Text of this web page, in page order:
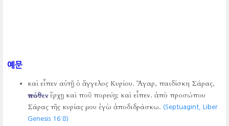
예문
καὶ εἶπεν αὐτῇ ὁ ἄγγελος Κυρίου. Ἄγαρ, παιδίσκη Σάρας,
πόθενἔρχῃ καὶ ποῦ πορεύῃ; καὶ εἶπεν. ἀπὸ προσώπου
Σάρας τῆς κυρίας μου ἐγὼ ἀποδιδράσκω. (Septuagint, Liber
Genesis 16:8)